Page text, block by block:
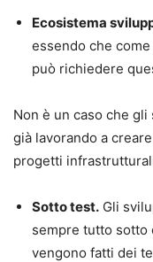
Ecosistema
essendo che
può richiedere
Non è un caso che
già lavorando a
progetti
Sotto test. Gli
sempre tutto sotto
vengono fatti dei